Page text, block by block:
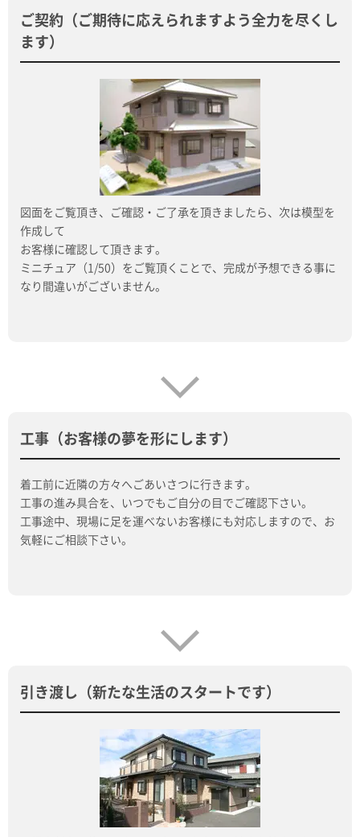
ご契約（ご期待に応えられますよう全力を尽くし
ます）
図面をご覧頂き、ご確認・ご了承を頂きましたら、次は模型を
作成して
お客様に確認して頂きます。
ミニチュア（1/50）をご覧頂くことで、完成が予想できる事に
なり間違いがございません。
工事（お客様の夢を形にします）
着工前に近隣の方々へごあいさつに行きます。
工事の進み具合を、いつでもご自分の目でご確認下さい。
工事途中、現場に足を運べないお客様にも対応しますので、お
気軽にご相談下さい。
引き渡し（新たな生活のスタートです）